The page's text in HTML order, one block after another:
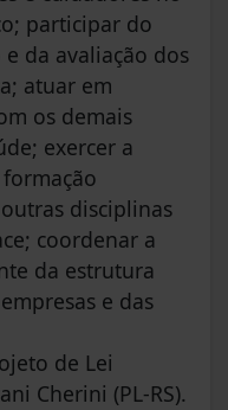
participar do
da avaliação dos
atuar em
os demais
exercer a
disciplinas
coordenar a
da estrutura
e das
de Lei
Cherini (PL-RS).